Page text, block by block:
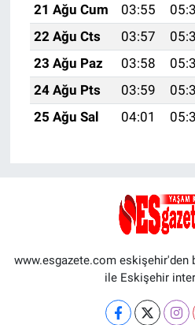
21 Ağu Cum
03:55
22 Ağu Cts
03:57
23 Ağu Paz
03:58
24 Ağu Pts
03:59
25 Ağu Sal
04:01
www.esgazete.com eskişehir'den
ile Eskişehir